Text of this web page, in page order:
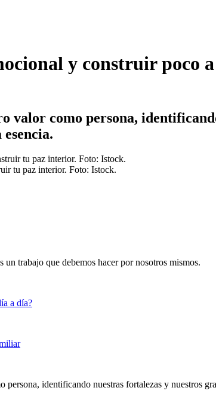
y construir poco
valor como persona,
tu paz interior. Foto: Istock.
trabajo que debemos hacer por nosotros mismos.
identificando nuestras fortalezas y nuestros